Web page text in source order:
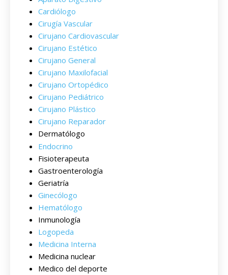
Cardiólogo
Cirugía Vascular
Cirujano Cardiovascular
Cirujano Estético
Cirujano General
Cirujano Maxilofacial
Cirujano Ortopédico
Cirujano Pediátrico
Cirujano Plástico
Cirujano Reparador
Dermatólogo
Endocrino
Fisioterapeuta
Gastroenterología
Geriatría
Ginecólogo
Hematólogo
Inmunología
Logopeda
Medicina Interna
Medicina nuclear
Medico del deporte